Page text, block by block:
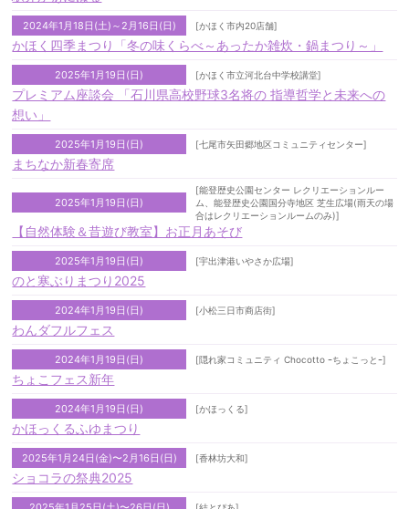
2024年1月18日(土)～2月16日(日) [かほく市内20店舗]
かほく四季まつり「冬の味くらべ～あったか雑炊・鍋まつり～」
2025年1月19日(日) [かほく市立河北台中学校講堂]
プレミアム座談会 「石川県高校野球3名将の 指導哲学と未来への
想い」
2025年1月19日(日) [七尾市矢田郷地区コミュニティセンター]
まちなか新春寄席
2025年1月19日(日)
[能登歴史公園センター レクリエーションルー
ム、能登歴史公園国分寺地区 芝生広場(雨天の場
合はレクリエーションルームのみ)]
【自然体験＆昔遊び教室】お正月あそび
2025年1月19日(日) [宇出津港いやさか広場]
のと寒ぶりまつり2025
2024年1月19日(日) [小松三日市商店街]
わんダフルフェス
2024年1月19日(日) [隠れ家コミュニティ Chocotto ｰちょこっとｰ]
ちょこフェス新年
2024年1月19日(日) [かほっくる]
かほっくるふゆまつり
2025年1月24日(金)〜2月16日(日) [香林坊大和]
ショコラの祭典2025